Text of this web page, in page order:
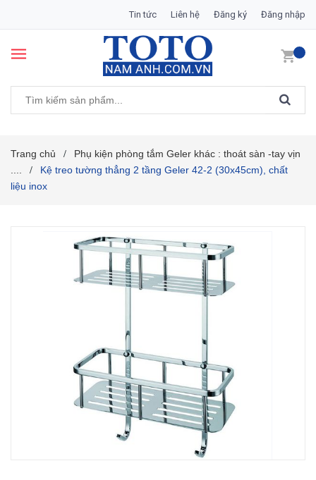
Tin tức Liên hệ Đăng ký Đăng nhập
Trang chủ /
Phụ kiện phòng tắm Geler khác : thoát sàn -tay vịn
/
Kệ treo tường thẳng 2 tầng Geler 42-2 (30x45cm), chất
liệu inox